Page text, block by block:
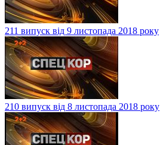
211 випуск від 9 листопада 2018 року
210 випуск від 8 листопада 2018 року